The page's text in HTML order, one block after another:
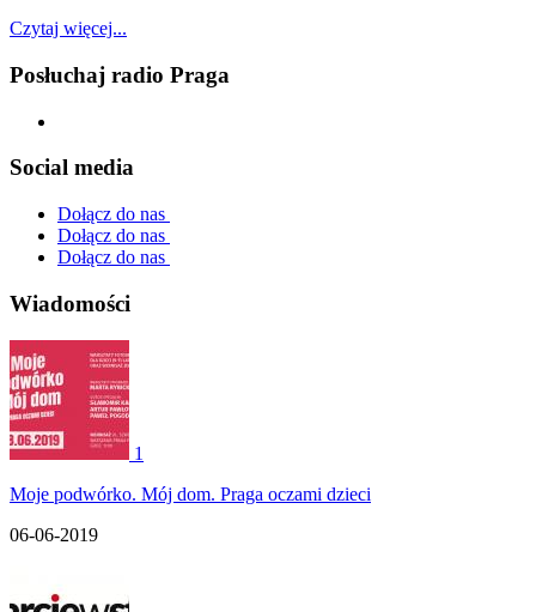
Czytaj więcej...
Posłuchaj radio Praga
Social media
Dołącz do nas
Dołącz do nas
Dołącz do nas
Wiadomości
1
Moje podwórko. Mój dom. Praga oczami dzieci
06-06-2019